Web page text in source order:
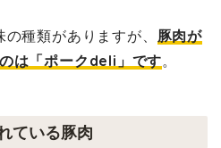
種類がありますが、 豚肉が
は「ポークdeli」です。
ている豚肉